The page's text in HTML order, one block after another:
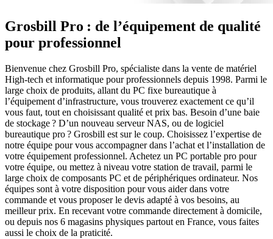
Grosbill Pro : de l’équipement de qualité
pour professionnel
Bienvenue chez Grosbill Pro, spécialiste dans la vente de matériel
High-tech et informatique pour professionnels depuis 1998. Parmi le
large choix de produits, allant du PC fixe bureautique à
l’équipement d’infrastructure, vous trouverez exactement ce qu’il
vous faut, tout en choisissant qualité et prix bas. Besoin d’une baie
de stockage ? D’un nouveau serveur NAS, ou de logiciel
bureautique pro ? Grosbill est sur le coup. Choisissez l’expertise de
notre équipe pour vous accompagner dans l’achat et l’installation de
votre équipement professionnel. Achetez un PC portable pro pour
votre équipe, ou mettez à niveau votre station de travail, parmi le
large choix de composants PC et de périphériques ordinateur. Nos
équipes sont à votre disposition pour vous aider dans votre
commande et vous proposer le devis adapté à vos besoins, au
meilleur prix. En recevant votre commande directement à domicile,
ou depuis nos 6 magasins physiques partout en France, vous faites
aussi le choix de la praticité.